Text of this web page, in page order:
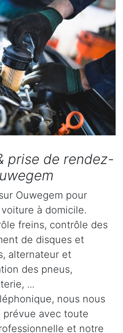
prise de rendez-
Ouwegem pour
à domicile.
freins, contrôle des
de disques et
alternateur et
des pneus,
...
nous nous
prévue avec toute
et notre